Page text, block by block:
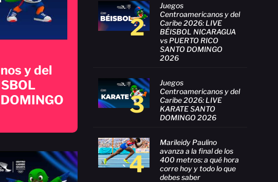
2
Juegos
Centroamericanos y del
Caribe 2026: LIVE
BÉISBOL NICARAGUA
vs PUERTO RICO
SANTO DOMINGO
2026
3
Juegos
Centroamericanos y del
Caribe 2026: LIVE
KARATE SANTO
DOMINGO 2026
4
Marileidy Paulino
avanza a la final de los
400 metros: a qué hora
corre hoy y todo lo que
debes saber
y del